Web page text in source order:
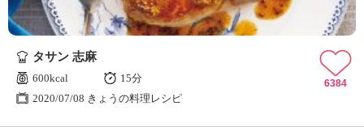
タサン 志麻
600kcal
15分
2020/07/08 きょうの料理レシピ
6384